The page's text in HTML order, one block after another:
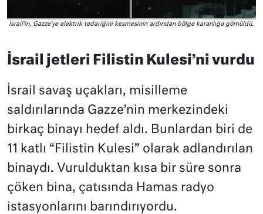
İsrail’in, Gazze’ye elektrik tedariğini kesmesinin ardından bölge karanlığa gömüldü.
İsrail jetleri Filistin Kulesi’ni vurdu
İsrail savaş uçakları, misilleme
saldırılarında Gazze’nin merkezindeki
birkaç binayı hedef aldı. Bunlardan biri de
11 katlı “Filistin Kulesi” olarak adlandırılan
binaydı. Vurulduktan kısa bir süre sonra
çöken bina, çatısında Hamas radyo
istasyonlarını barındırıyordu.